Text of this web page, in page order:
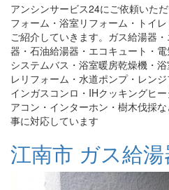
アンシンサービス24にご依頼いた
フォーム・浴室リフォーム・トイ
ご紹介していきます。ガス給湯器
器・石油給湯器・エコキュート・
システムバス・浴室暖房乾燥機・
レリフォーム・水道ポンプ・レン
インガスコンロ・IHクッキングヒ
アコン・インターホン・樹木伐採
事に対応しています
江南市 ガス給